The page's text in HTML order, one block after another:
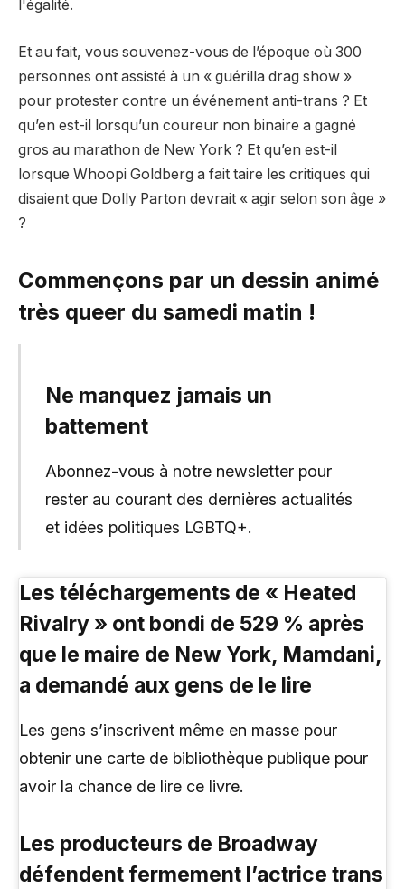
l'égalité.
Et au fait, vous souvenez-vous de l’époque où 300
personnes ont assisté à un « guérilla drag show »
pour protester contre un événement anti-trans ? Et
qu’en est-il lorsqu’un coureur non binaire a gagné
gros au marathon de New York ? Et qu’en est-il
lorsque Whoopi Goldberg a fait taire les critiques qui
disaient que Dolly Parton devrait « agir selon son âge »
?
Commençons par un dessin animé
très queer du samedi matin !
Ne manquez jamais un
battement
Abonnez-vous à notre newsletter pour
rester au courant des dernières actualités
et idées politiques LGBTQ+.
Les téléchargements de « Heated
Rivalry » ont bondi de 529 % après
que le maire de New York, Mamdani,
a demandé aux gens de le lire
Les gens s’inscrivent même en masse pour
obtenir une carte de bibliothèque publique pour
avoir la chance de lire ce livre.
Les producteurs de Broadway
défendent fermement l’actrice trans